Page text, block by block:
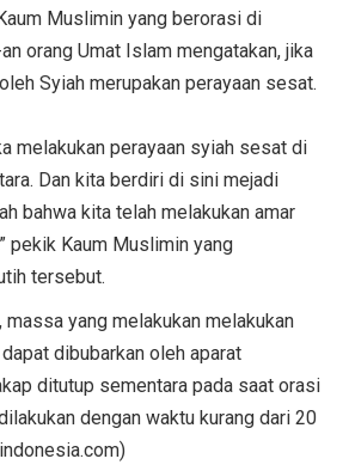
Muslimin yang berorasi di
orang Umat Islam mengatakan, jika
Syiah merupakan perayaan sesat.
melakukan perayaan syiah sesat di
Dan kita berdiri di sini mejadi
bahwa kita telah melakukan amar
pekik Kaum Muslimin yang
tersebut.
massa yang melakukan melakukan
dibubarkan oleh aparat
ditutup sementara pada saat orasi
dengan waktu kurang dari 20